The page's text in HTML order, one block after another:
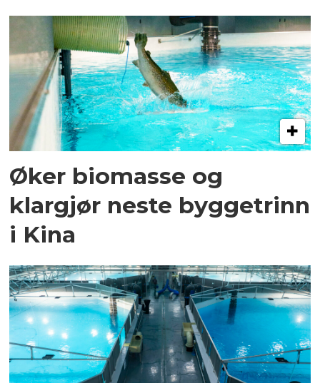
Øker biomasse og
klargjør neste byggetrinn
i Kina